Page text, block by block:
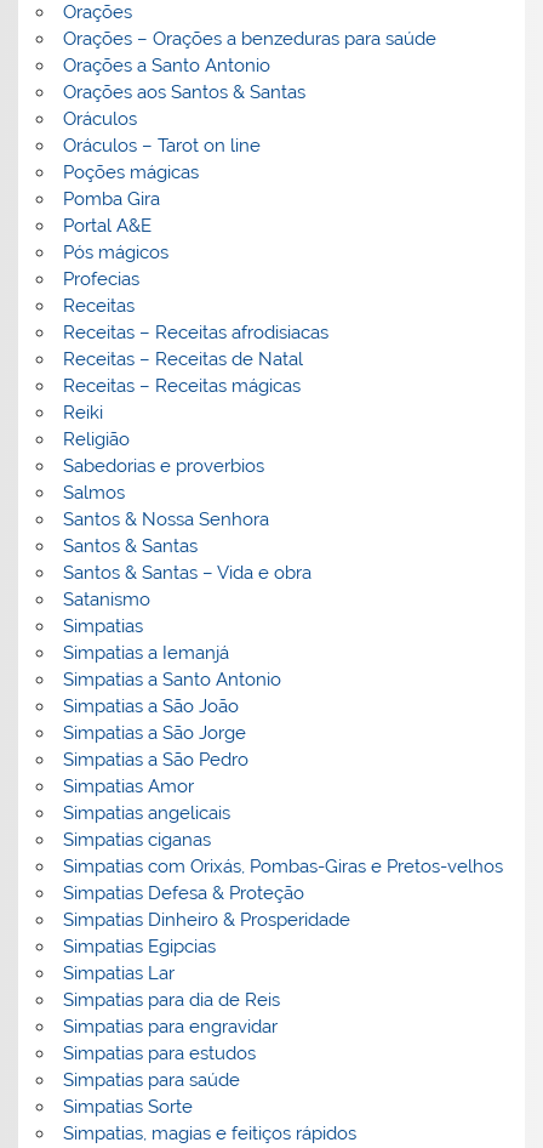
Orações
Orações – Orações a benzeduras para saúde
Orações a Santo Antonio
Orações aos Santos & Santas
Oráculos
Oráculos – Tarot on line
Poções mágicas
Pomba Gira
Portal A&E
Pós mágicos
Profecias
Receitas
Receitas – Receitas afrodisiacas
Receitas – Receitas de Natal
Receitas – Receitas mágicas
Reiki
Religião
Sabedorias e proverbios
Salmos
Santos & Nossa Senhora
Santos & Santas
Santos & Santas – Vida e obra
Satanismo
Simpatias
Simpatias a Iemanjá
Simpatias a Santo Antonio
Simpatias a São João
Simpatias a São Jorge
Simpatias a São Pedro
Simpatias Amor
Simpatias angelicais
Simpatias ciganas
Simpatias com Orixás, Pombas-Giras e Pretos-velhos
Simpatias Defesa & Proteção
Simpatias Dinheiro & Prosperidade
Simpatias Egipcias
Simpatias Lar
Simpatias para dia de Reis
Simpatias para engravidar
Simpatias para estudos
Simpatias para saúde
Simpatias Sorte
Simpatias, magias e feitiços rápidos